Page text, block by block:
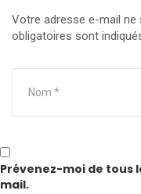
Votre adresse e-mail ne
obligatoires sont
Prévenez-moi de tous
mail.